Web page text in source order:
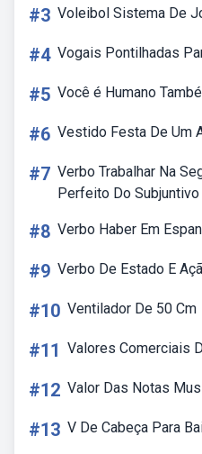
#3 Voleibol Sistema De
#4 Vogais Pontilhadas
#5 Você é Humano
#6 Vestido Festa De Um
#7 Verbo Trabalhar Na
Perfeito Do Subjuntivo
#8 Verbo Haber Em
#9 Verbo De Estado E
#10 Ventilador De 50 Cm
#11 Valores Comerciais
#12 Valor Das Notas
#13 V De Cabeça Para